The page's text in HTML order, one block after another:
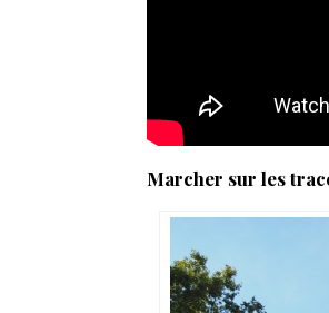
Marcher sur les